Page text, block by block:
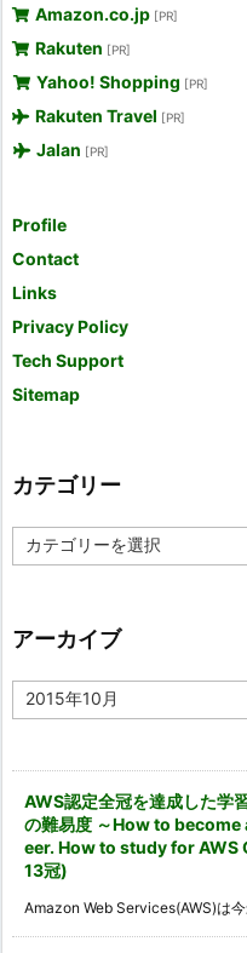
Amazon.co.jp [PR]
Rakuten [PR]
Yahoo! Shopping [PR]
Rakuten Travel [PR]
Jalan [PR]
Profile
Contact
Links
Privacy Policy
Tech Support
Sitemap
カテゴリー
テ
ー
アーカイブ
ア
ー
AWS認定全冠を達成した学
の難易度 ～How to
eer. How to study for AWS
13冠)
Amazon Web Services(AWS)は